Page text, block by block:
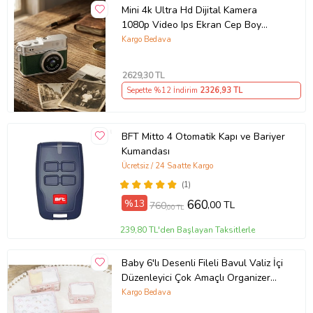
Mini 4k Ultra Hd Dijital Kamera
1080p Video Ips Ekran Cep Boy
Taşınabilir
Kargo Bedava
2629,30 TL
Sepette %12 İndirim 2326,93 TL
BFT Mitto 4 Otomatik Kapı ve Bariyer
Kumandası
(1)
Ücretsiz / 24 Saatte Kargo
%13 760,00 TL 660,00 TL
239,80 TL'den Başlayan Taksitlerle
Baby 6'lı Desenli Fileli Bavul Valiz İçi
Düzenleyici Çok Amaçlı Organizer
(pembe)
Kargo Bedava